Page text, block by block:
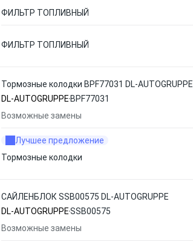
ФИЛЬТР ТОПЛИВНЫЙ
ФИЛЬТР ТОПЛИВНЫЙ
Тормозные колодки BPF77031 DL-AUTOGRUPPE
DL-AUTOGRUPPE BPF77031
Возможные замены
Лучшее предложение
Тормозные колодки
САЙЛЕНБЛОК SSB00575 DL-AUTOGRUPPE
DL-AUTOGRUPPESSB00575
Возможные замены